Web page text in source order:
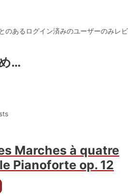
のあるログイン済みのユーザーのみレビ
…
Marches à quatre
Pianoforte op. 12